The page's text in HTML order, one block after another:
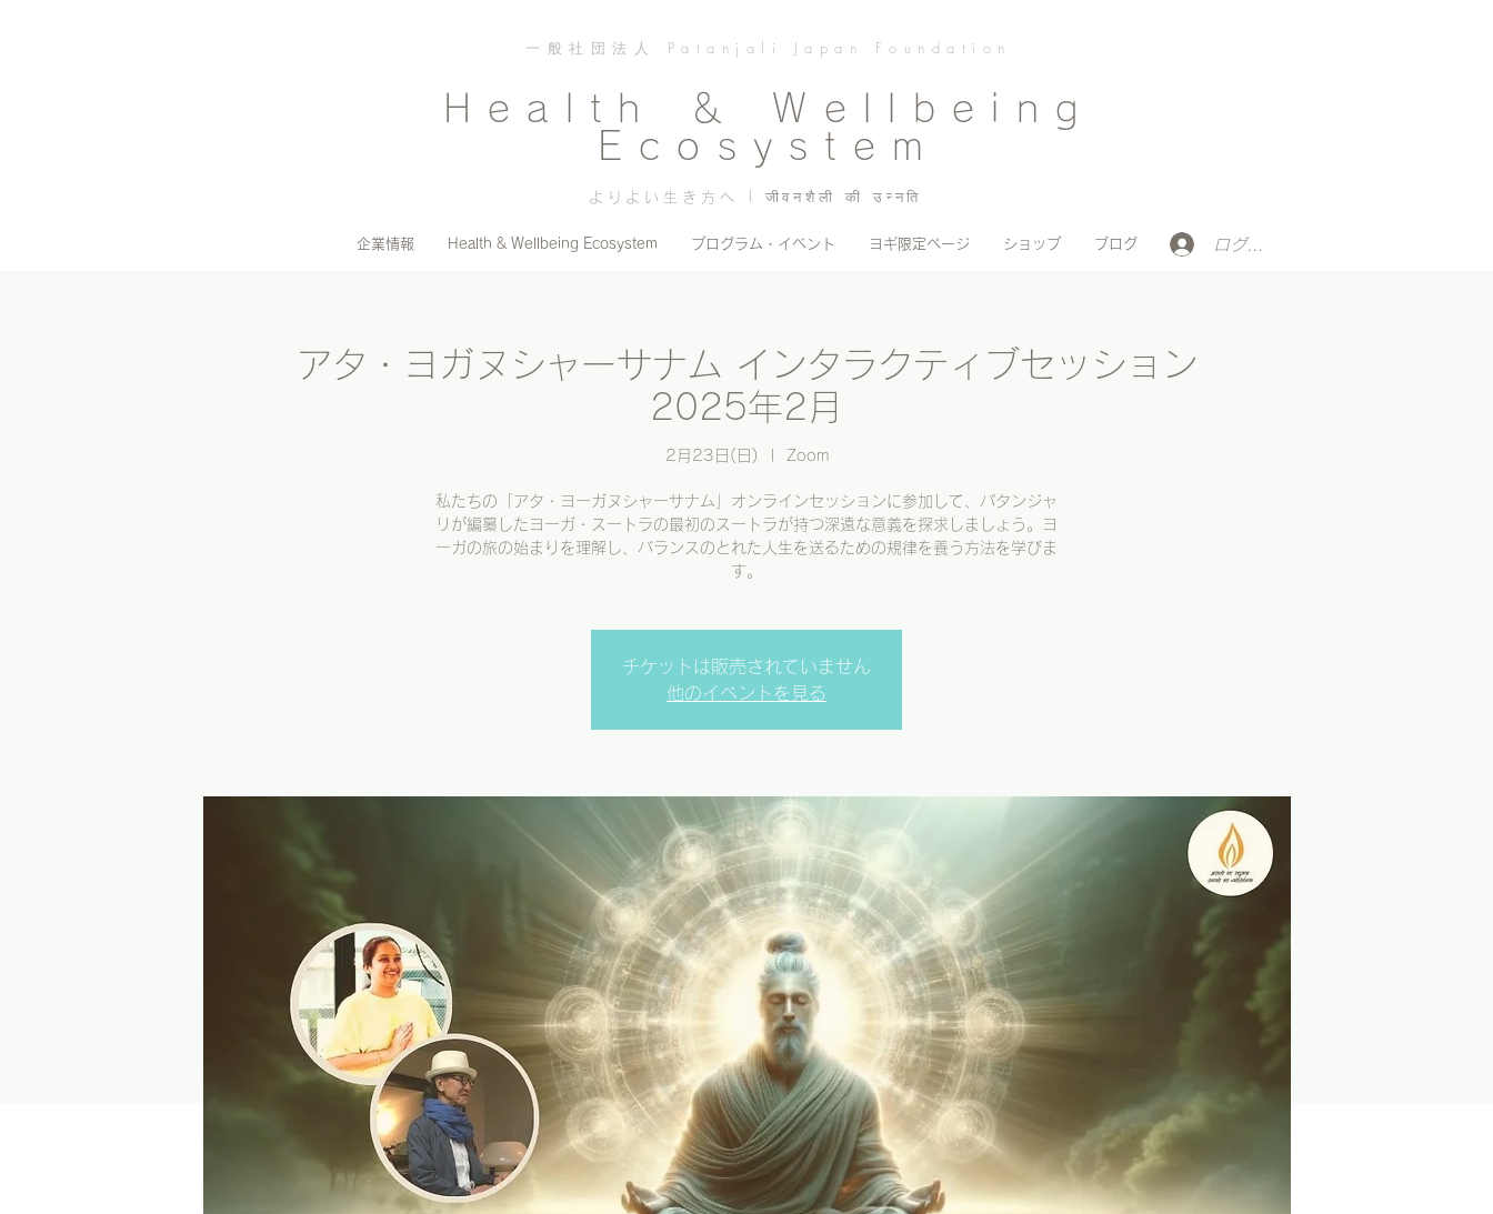
一般社団法人 Patanjali Japan Foundation
Health ＆ Wellbeing
Ecosystem
よりよい生き方へ | जीवनशैली की उन्नति
企業情報 Health & Wellbeing Ecosystem プログラム・イベント ヨギ限定ページ ショップ ブログ ログイン
アタ・ヨガヌシャーサナム インタラクティブセッション
2025年2月
2月23日(日) Zoom
私たちの「アタ・ヨーガヌシャーサナム」オンラインセッションに参加して、パタンジャ
リが編纂したヨーガ・スートラの最初のスートラが持つ深遠な意義を探求しましょう。ヨ
ーガの旅の始まりを理解し、バランスのとれた人生を送るための規律を養う方法を学びま
す。
チケットは販売されていません
他のイベントを見る